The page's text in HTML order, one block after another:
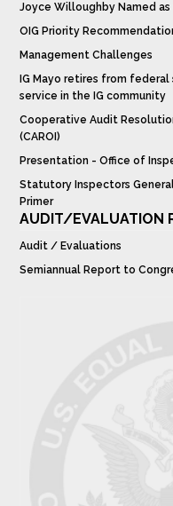
Joyce Willoughby Named as
OIG Priority
Management Challenges
IG Mayo retires from
service in the IG community
Cooperative Audit
(CAROI)
Presentation - Office of
Statutory Inspectors
Primer
AUDIT/EVALUATION
Audit / Evaluations
Semiannual Report to